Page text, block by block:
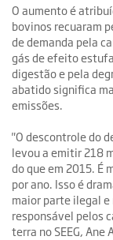
O aumento é
bovinos recuaram
de demanda pela
gás de efeito
digestão e pela
abatido significa
emissões.
"O descontrole do
levou a emitir 218
do que em 2015. É
por ano. Isso é
maior parte ilegal e
responsável pelos
terra no SEEG, Ane